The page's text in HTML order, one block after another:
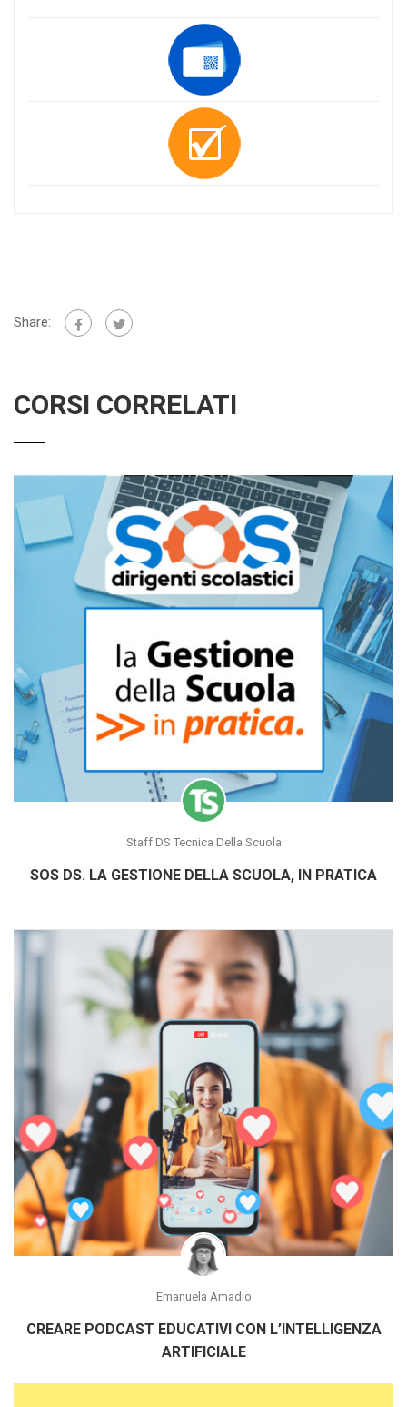
Share:
CORSI CORRELATI
Staff DS Tecnica Della Scuola
SOS DS. LA GESTIONE DELLA SCUOLA, IN PRATICA
Emanuela Amadio
CREARE PODCAST EDUCATIVI CON L’INTELLIGENZA
ARTIFICIALE